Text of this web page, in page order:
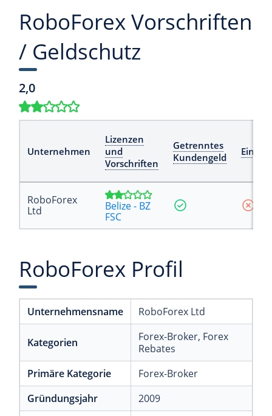
RoboForex Vorschriften
/ Geldschutz
2,0
Unternehmen
Lizenzen
und
Vorschriften
Getrenntes
Kundengeld
RoboForex
Ltd
Belize - BZ
FSC
RoboForex Profil
Unternehmensname RoboForex Ltd
Kategorien Forex-Broker, Forex
Rebates
Primäre Kategorie
Forex-Broker
Gründungsjahr
2009